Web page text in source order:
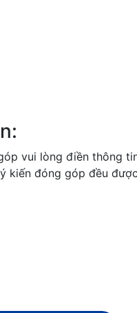
vui lòng điền thông
kiến đóng góp đều